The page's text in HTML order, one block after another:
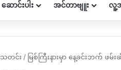
ဆောင်းပါး အင်တာဗျူး လူ့
သတင်း / မြစ်ကြီးနားမှာ နေ့ခင်းဘက် ဖမ်